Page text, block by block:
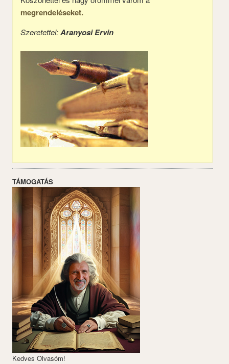
megrendeléseket.
Szeretettel:Aranyosi Ervin
TÁMOGATÁS
Kedves Olvasóm!